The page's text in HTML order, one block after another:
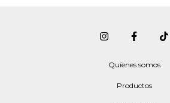
Quíenes somos
Productos